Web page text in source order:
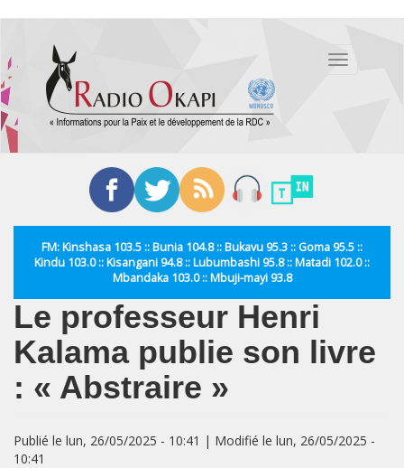
contenu
principal
Toggle
FM: Kinshasa 103.5 :: Bunia 104.8 :: Bukavu 95.3 :: Goma 95.5 ::
Kindu 103.0 :: Kisangani 94.8 :: Lubumbashi 95.8 :: Matadi 102.0 ::
Mbandaka 103.0 :: Mbuji-mayi 93.8
Le professeur Henri
Kalama publie son livre
: « Abstraire »
Publié le lun, 26/05/2025 - 10:41 | Modifié le lun, 26/05/2025 -
10:41